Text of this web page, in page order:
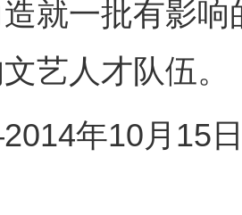
就一批有影
艺人才队伍。
年10月15日